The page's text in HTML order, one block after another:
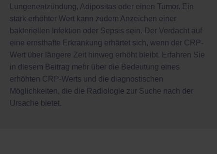
Lungenentzündung, Adipositas oder einen Tumor. Ein
stark erhöhter Wert kann zudem Anzeichen einer
bakteriellen Infektion oder Sepsis sein. Der Verdacht auf
eine ernsthafte Erkrankung erhärtet sich, wenn der CRP-
Wert über längere Zeit hinweg erhöht bleibt. Erfahren Sie
in diesem Beitrag mehr über die Bedeutung eines
erhöhten CRP-Werts und die diagnostischen
Möglichkeiten, die die Radiologie zur Suche nach der
Ursache bietet.